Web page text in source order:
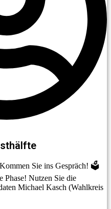
Sie ins Gespräch! 🗳️
Phase! Nutzen Sie die
Michael Kasch (Wahlkreis